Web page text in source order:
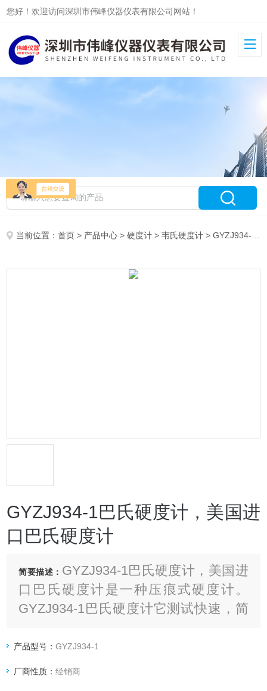
您好！欢迎访问深圳市伟峰仪器仪表有限公司网站！
当前位置：首页 > 产品中心 >硬度计 >韦氏硬度计 > GYZJ934-1GYZJ934-1巴氏硬度计，美国进口巴氏硬度计
GYZJ934-1巴氏硬度计，美国进
口巴氏硬度计
简要描述： GYZJ934-1巴氏硬度计，美国进
口巴氏硬度计是一种压痕式硬度计。
GYZJ934-1巴氏硬度计它测试快速，简
金材料的硬度，符合美国标准ASTM
B648。
产品型号：GYZJ934-1
厂商性质：经销商